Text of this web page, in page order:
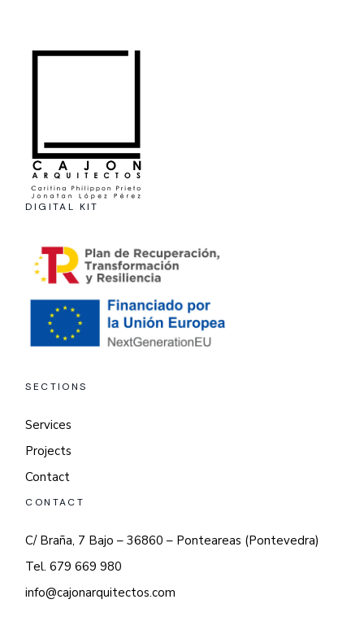
DIGITAL KIT
SECTIONS
Services
Projects
Contact
CONTACT
C/ Braña, 7 Bajo – 36860 – Ponteareas (Pontevedra)
Tel. 679 669 980
info@cajonarquitectos.com